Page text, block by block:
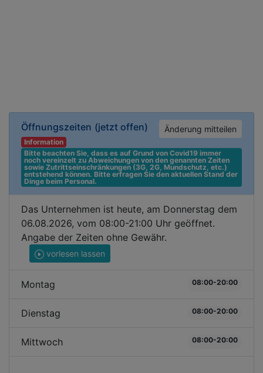
Öffnungszeiten (jetzt offen) Änderung mitteilen
Information
Bitte beachten Sie, dass es auf Grund von Covid19 immer
noch vereinzelt zu Abweichungen von den genannten Zeiten
sowie Zutrittseinschränkungen (3G, 2G, Mundschutz, etc.)
entstehend können. Bitte erfragen Sie den aktuellen Stand der
Dinge beim Personal.
Das Unternehmen ist heute, am Donnerstag dem
06.08.2026, vom 08:00-21:00 Uhr geöffnet.
Angabe der Zeiten ohne Gewähr.
vorlesen lassen
Montag 08:00-20:00
Dienstag 08:00-20:00
Mittwoch 08:00-20:00